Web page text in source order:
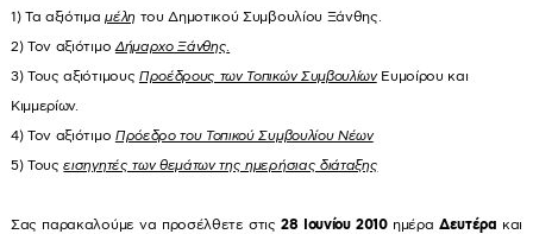
1) Τα αξιότιμαμέλη του Δημοτικού Συμβουλίου Ξάνθης.
2) Τον αξιότιμο Δήμαρχο Ξάνθης
3) Τους αξιότιμους Προέδρους των Τοπικών ΣυμβουλίωνΕυμοίρου και
Κιμμερίων.
4) Τον αξιότιμο Πρόεδρο του Τοπικού Συμβουλίου Νέων
5) Τουςεισηγητές των θεμάτων της ημερήσιας διάταξης
Σας παρακαλούμε να προσέλθετε στις28 Ιουνίου 2010ημέρα Δευτέρα και